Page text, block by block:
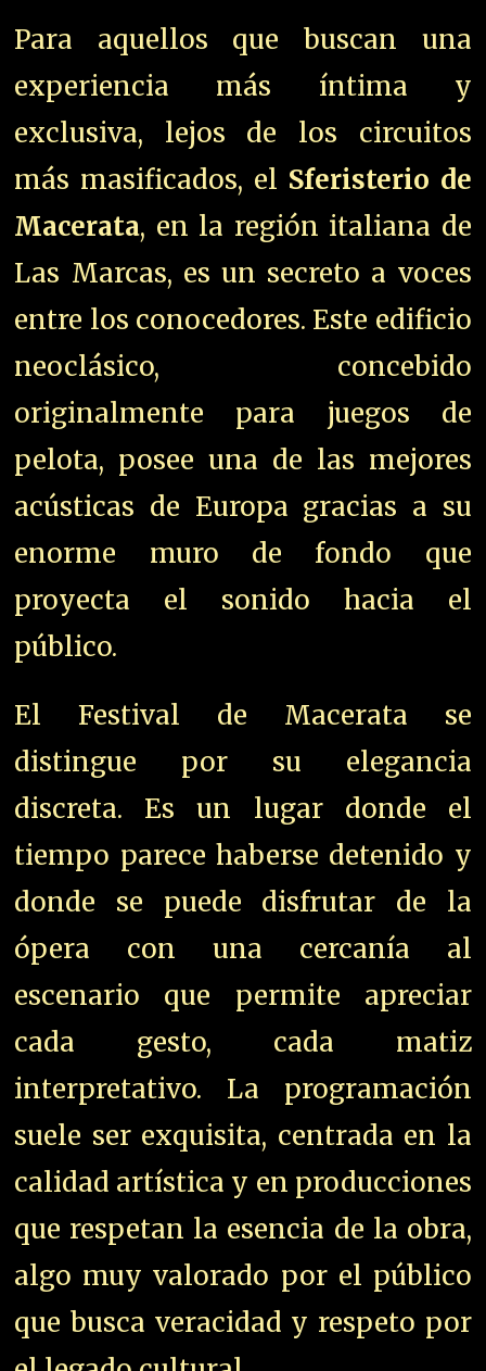
Para aquellos que buscan una
experiencia más íntima y
exclusiva, lejos de los circuitos
más masificados, el Sferisterio de
Macerata, en la región italiana de
Las Marcas, es un secreto a voces
entre los conocedores. Este edificio
neoclásico, concebido
originalmente para juegos de
pelota, posee una de las mejores
acústicas de Europa gracias a su
enorme muro de fondo que
proyecta el sonido hacia el
público.
El Festival de Macerata se
distingue por su elegancia
discreta. Es un lugar donde el
tiempo parece haberse detenido y
donde se puede disfrutar de la
ópera con una cercanía al
escenario que permite apreciar
cada gesto, cada matiz
interpretativo. La programación
suele ser exquisita, centrada en la
calidad artística y en producciones
que respetan la esencia de la obra,
algo muy valorado por el público
que busca veracidad y respeto por